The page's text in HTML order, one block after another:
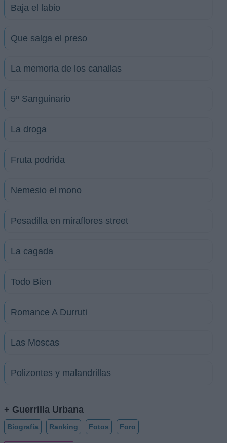
Baja el labio
Que salga el preso
La memoria de los canallas
5º Sanguinario
La droga
Fruta podrida
Nemesio el mono
Pesadilla en miraflores street
La cagada
Todo Bien
Romance A Durruti
Las Moscas
Polizontes y malandrillas
+ Guerrilla Urbana
Biografía Ranking Fotos Foro